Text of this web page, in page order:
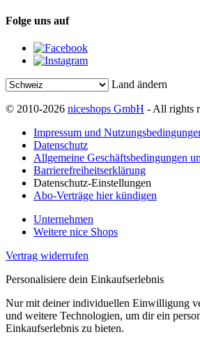
Folge uns auf
Land ändern
© 2010-2026 niceshops GmbH - All rights
Impressum und
Datenschutz
Allgemeine Geschäftsbedingungen
Barrierefreiheitserklärung
Datenschutz-Einstellungen
Abo-Verträge hier kündigen
Unternehmen
Weitere nice Shops
Vertrag widerrufen
Personalisiere dein Einkaufserlebnis
Nur mit deiner individuellen Einwilligung
und weitere Technologien, um dir ein
Einkaufserlebnis zu bieten.